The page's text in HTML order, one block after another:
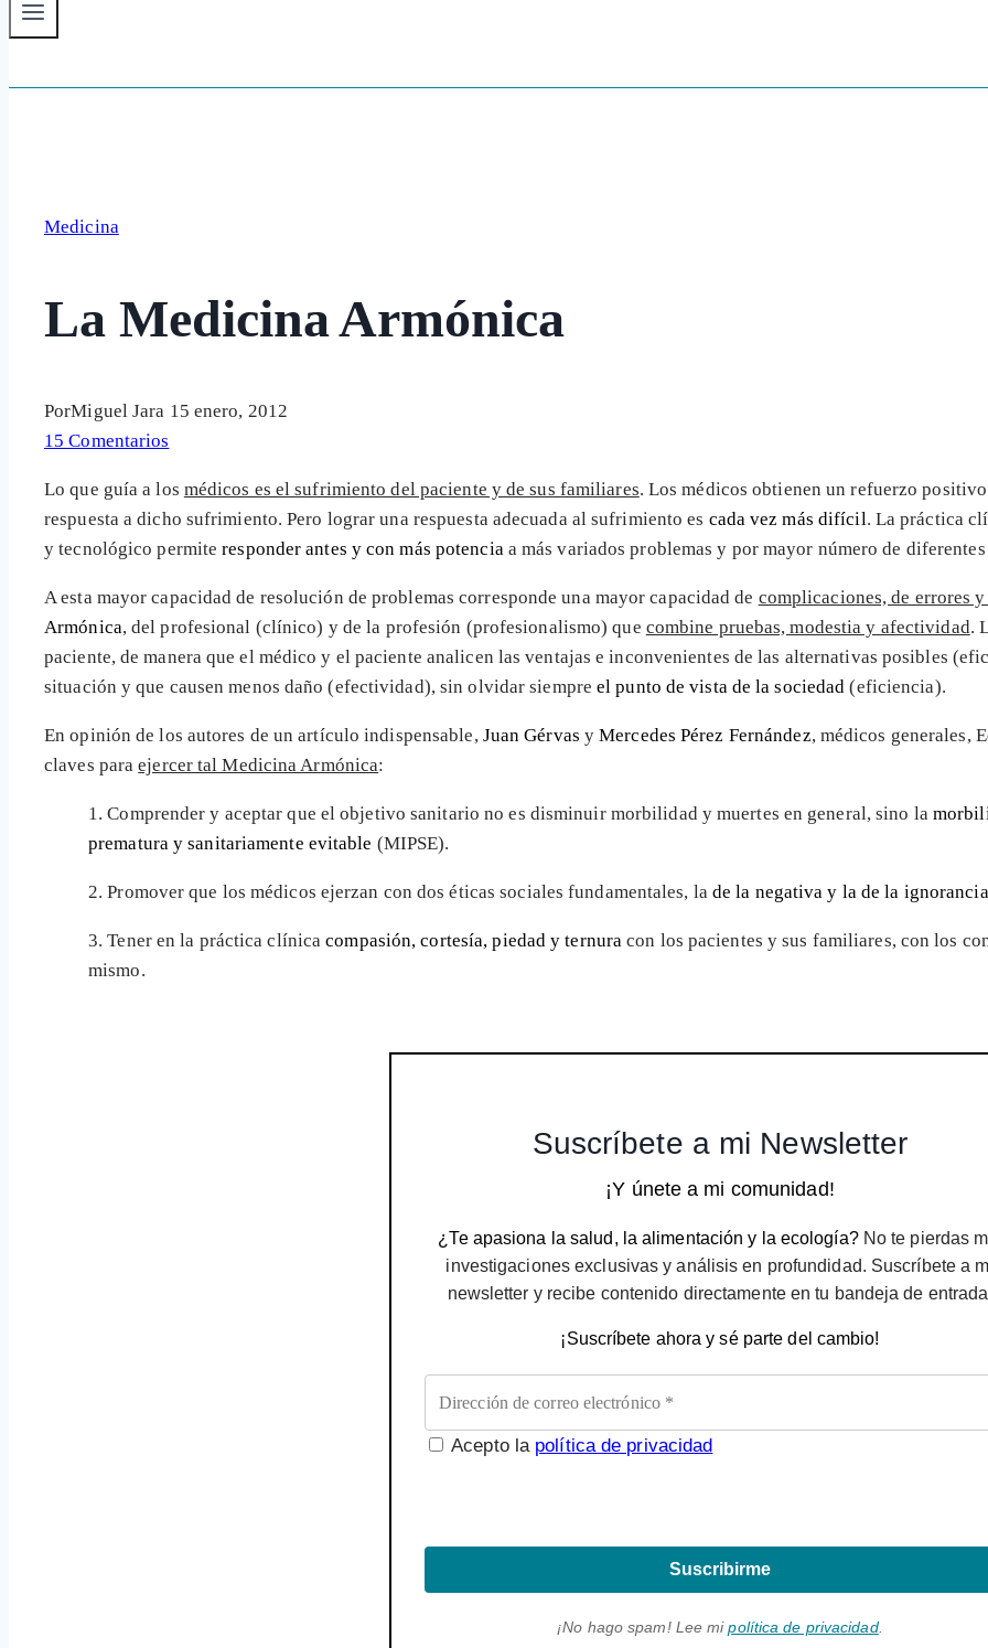
Medicina
La Medicina Armónica
PorMiguel Jara 15 enero, 2012
15 Comentarios
Lo que guía a los médicos es el sufrimiento del paciente y de sus familiares. Los médicos obtienen un refuerzo
respuesta a dicho sufrimiento. Pero lograr una respuesta adecuada al sufrimiento es cada vez más difícil. La práctica
y tecnológico permiteresponder antes y con más potencia a más variados problemas y por mayor número de
A esta mayor capacidad de resolución de problemas corresponde una mayor capacidad de complicaciones, de errores y
Armónica, del profesional (clínico) y de la profesión (profesionalismo) que combine pruebas, modestia y afectividad.
paciente, de manera que el médico y el paciente analicen las ventajas e inconvenientes de las alternativas posibles
situación y que causen menos daño (efectividad), sin olvidar siempreel punto de vista de la sociedad (eficiencia).
En opinión de los autores de un artículo indispensable, Juan Gérvas yMercedes Pérez Fernández, médicos generales,
claves paraejercer tal Medicina Armónica:
1. Comprender y aceptar que el objetivo sanitario no es disminuir morbilidad y muertes en general, sino la
prematura y sanitariamente evitable (MIPSE).
2. Promover que los médicos ejerzan con dos éticas sociales fundamentales, la de la negativa y la de la ignorancia
3. Tener en la práctica clínicacompasión, cortesía, piedad y ternura con los pacientes y sus familiares, con los
mismo.
Suscríbete a mi Newsletter
¡Y únete a mi comunidad!
¿Te apasiona la salud, la alimentación y la ecología?No te pierdas
investigaciones exclusivas y análisis en profundidad. Suscríbete a
newsletter y recibe contenido directamente en tu bandeja de
¡Suscríbete ahora y sé parte del cambio!
Acepto la política de privacidad
Suscribirme
¡No hago spam! Lee mipolítica de privacidad.